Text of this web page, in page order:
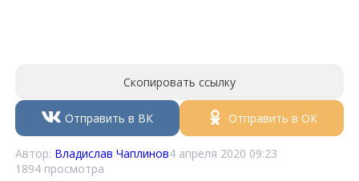
Скопировать ссылку
Отправить в ВК Отправить в ОК
Автор: Владислав Чаплинов4 апреля 2020 09:23
1894 просмотра